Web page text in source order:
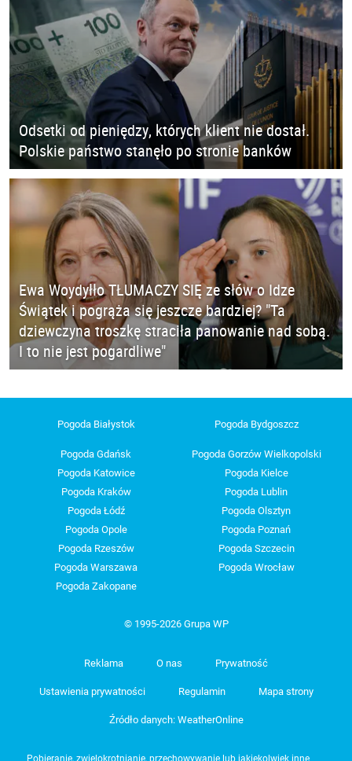
Odsetki od pieniędzy, których klient nie dostał.
Polskie państwo stanęło po stronie banków
Ewa Woydyłło TŁUMACZY SIĘ ze słów o Idze
Świątek i pogrąża się jeszcze bardziej? "Ta
dziewczyna troszkę straciła panowanie nad sobą.
I to nie jest pogardliwe"
Pogoda Białystok Pogoda Bydgoszcz
Pogoda Gdańsk
Pogoda Gorzów Wielkopolski
Pogoda Katowice
Pogoda Kielce
Pogoda Kraków
Pogoda Lublin
Pogoda Łódź
Pogoda Olsztyn
Pogoda Opole
Pogoda Poznań
Pogoda Rzeszów
Pogoda Szczecin
Pogoda Warszawa
Pogoda Wrocław
Pogoda Zakopane
© 1995-2026 Grupa WP
Reklama O nas Prywatność
Ustawienia prywatności Regulamin Mapa strony
Źródło danych: WeatherOnline
Pobieranie, zwielokrotnianie, przechowywanie lub jakiekolwiek inne